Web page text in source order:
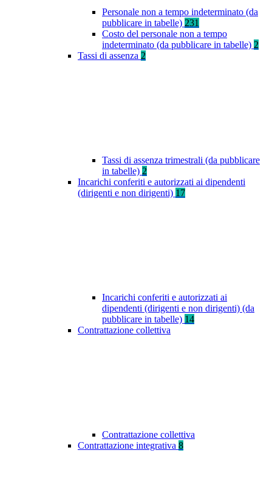
Personale non a tempo indeterminato (da
pubblicare in tabelle) 231
Costo del personale non a tempo
indeterminato (da pubblicare in tabelle) 2
Tassi di assenza 2
Tassi di assenza trimestrali (da pubblicare
in tabelle) 2
Incarichi conferiti e autorizzati ai dipendenti
(dirigenti e non dirigenti) 17
Incarichi conferiti e autorizzati ai
dipendenti (dirigenti e non dirigenti) (da
pubblicare in tabelle) 14
Contrattazione collettiva
Contrattazione collettiva
Contrattazione integrativa 8